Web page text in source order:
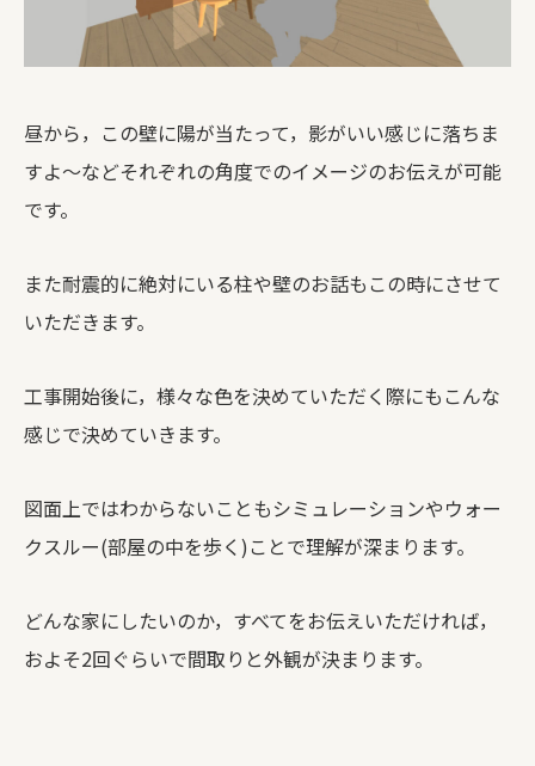
昼から，この壁に陽が当たって，影がいい感じに落ちま
すよ～などそれぞれの角度でのイメージのお伝えが可能
です。
また耐震的に絶対にいる柱や壁のお話もこの時にさせて
いただきます。
工事開始後に，様々な色を決めていただく際にもこんな
感じで決めていきます。
図面上ではわからないこともシミュレーションやウォー
クスルー(部屋の中を歩く)ことで理解が深まります。
どんな家にしたいのか，すべてをお伝えいただければ，
およそ2回ぐらいで間取りと外観が決まります。